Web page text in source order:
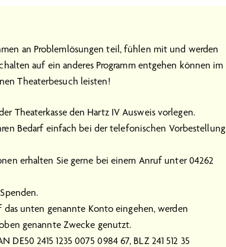
an Problemlösungen teil, fühlen mit und werden
auf ein anderes Programm entgehen können im
Theaterbesuch leisten!
Theaterkasse den Hartz IV Ausweis vorlegen.
Bedarf einfach bei der telefonischen Vorbestellung
erhalten Sie gerne bei einem Anruf unter 04262
das unten genannte Konto eingehen, werden
genannte Zwecke genutzt.
DE50 2415 1235 0075 0984 67, BLZ 241 512 35